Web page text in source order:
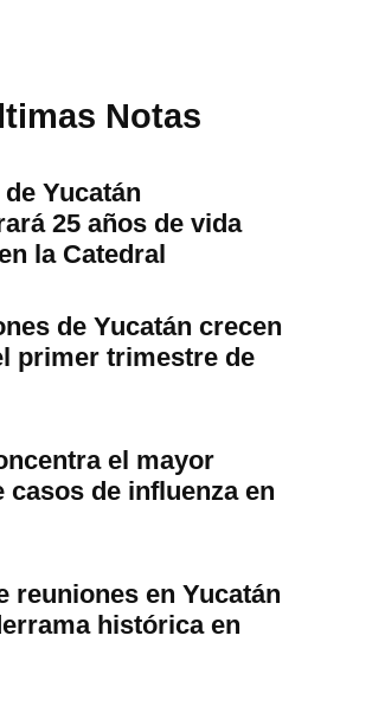
Notas
Yucatán
25 años de vida
la Catedral
de Yucatán crecen
primer trimestre de
el mayor
casos de influenza en
reuniones en Yucatán
histórica en